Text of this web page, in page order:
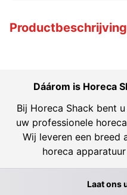
Productbeschrijving
Dáárom is Horeca
Bij Horeca Shack bent
uw professionele
Wij leveren een breed
horeca
Laat ons